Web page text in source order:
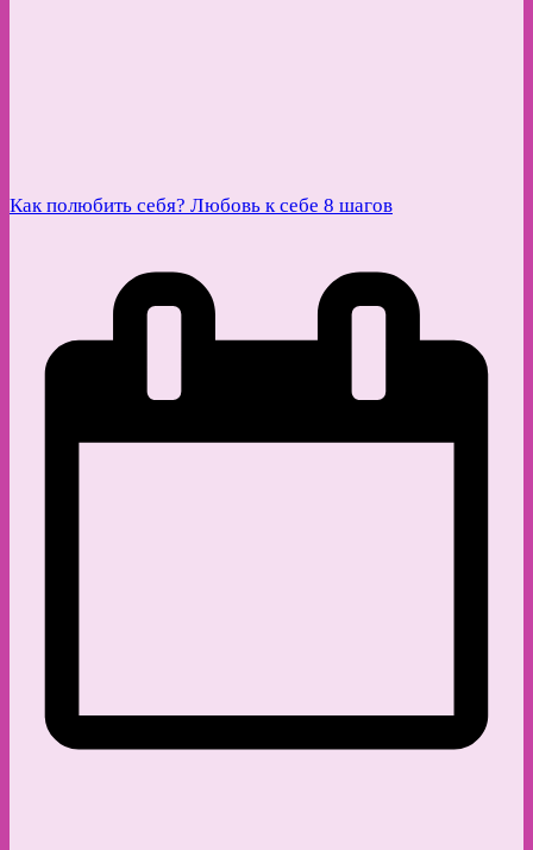
Как полюбить себя? Любовь к себе 8 шагов